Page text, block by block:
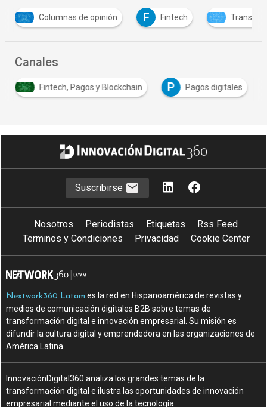
de opinión F Fintech Transformación digital
Canales
Fintech, Pagos y Blockchain P Pagos digitales
Suscribirse
Nosotros Periodistas Etiquetas
Rss Feed
Terminos y Condiciones
Privacidad Cookie Center
Nextwork360 Latam es la red en Hispanoamérica de revistas y
medios de comunicación digitales B2B sobre temas de
transformación digital e innovación empresarial. Su misión es
difundir la cultura digital y emprendedora en las organizaciones de
América Latina.
InnovaciónDigital360 analiza los grandes temas de la
transformación digital e ilustra las oportunidades de innovación
empresarial mediante el uso de la tecnología.